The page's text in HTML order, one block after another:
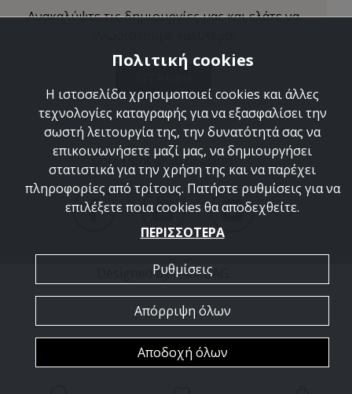
Ανακαλύψτε τις δημιουργίες μας και ελάτε να
Copyright © 2026 Lieon.
Designed bythinkBAG
Πολιτική cookies
Η ιστοσελίδα χρησιμοποιεί cookies και άλλες
τεχνολογίες καταγραφής για να εξασφαλίσει την
σωστή λειτουργία της, την δυνατότητά σας να
επικοινωνήσετε μαζί μας, να δημιουργήσει
στατιστικά για την χρήση της και να παρέχει
πληροφορίες από τρίτους. Πατήστε ρυθμίσεις για να
επιλέξετε ποια cookies θα αποδεχθείτε.
ΠΕΡΙΣΣΟΤΕΡΑ
Ρυθμίσεις
Απόρριψη όλων
Αποδοχή όλων